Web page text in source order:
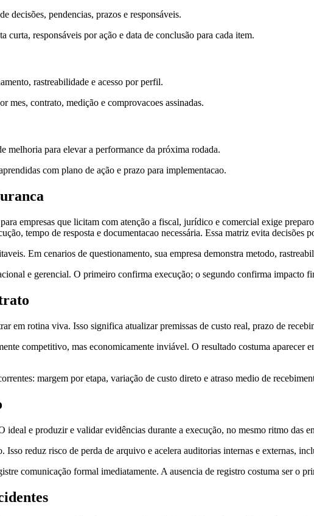
decisões, pendencias, prazos e responsáveis.
curta, responsáveis por ação e data de conclusão para cada item.
rastreabilidade e acesso por perfil.
mes, contrato, medição e comprovacoes assinadas.
melhoria para elevar a performance da próxima rodada.
com plano de ação e prazo para implementacao.
empresas que licitam com atenção a fiscal, jurídico e comercial exige
tempo de resposta e documentacao necessária. Essa matriz evita decisões
Em cenarios de questionamento, sua empresa demonstra metodo,
e gerencial. O primeiro confirma execução; o segundo confirma impacto
em rotina viva. Isso significa atualizar premissas de custo real, prazo de
competitivo, mas economicamente inviável. O resultado costuma
margem por etapa, variação de custo direto e atraso medio de
ideal e produzir e validar evidências durante a execução, no mesmo ritmo das
Isso reduz risco de perda de arquivo e acelera auditorias internas e externas,
comunicação formal imediatamente. A ausencia de registro costuma ser o